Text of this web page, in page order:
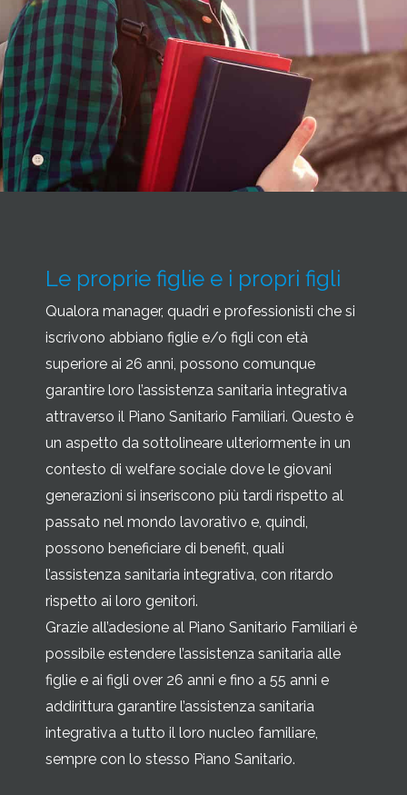
Le proprie figlie e i propri figli
Qualora manager, quadri e professionisti che si
iscrivono abbiano figlie e/o figli con età
superiore ai 26 anni, possono comunque
garantire loro l’assistenza sanitaria integrativa
attraverso il Piano Sanitario Familiari. Questo è
un aspetto da sottolineare ulteriormente in un
contesto di welfare sociale dove le giovani
generazioni si inseriscono più tardi rispetto al
passato nel mondo lavorativo e, quindi,
possono beneficiare di benefit, quali
l’assistenza sanitaria integrativa, con ritardo
rispetto ai loro genitori.
Grazie all’adesione al Piano Sanitario Familiari è
possibile estendere l’assistenza sanitaria alle
figlie e ai figli over 26 anni e fino a 55 anni e
addirittura garantire l’assistenza sanitaria
integrativa a tutto il loro nucleo familiare,
sempre con lo stesso Piano Sanitario.